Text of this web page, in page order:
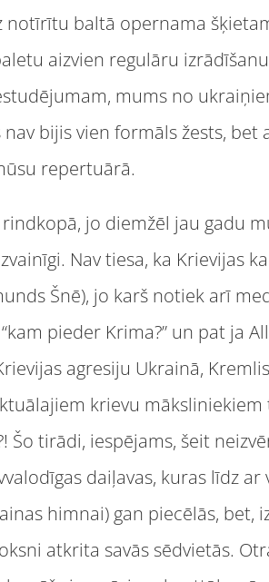
baltā opernama
aizvien regulāru
mums no
bijis vien formāls žests, bet
repertuārā.
jo diemžēl jau gadu
Nav tiesa, ka Krievijas
Šnē), jo karš notiek arī
pieder Krima?” un pat ja
agresiju Ukrainā,
krievu
Šo tirādi, iespējams, šeit
daiļavas, kuras līdz ar
himnai) gan piecēlās, bet,
atkrita savās sēdvietās.